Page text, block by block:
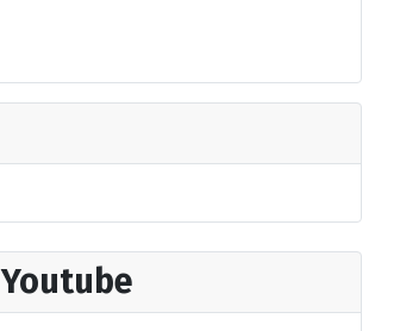
Youtube